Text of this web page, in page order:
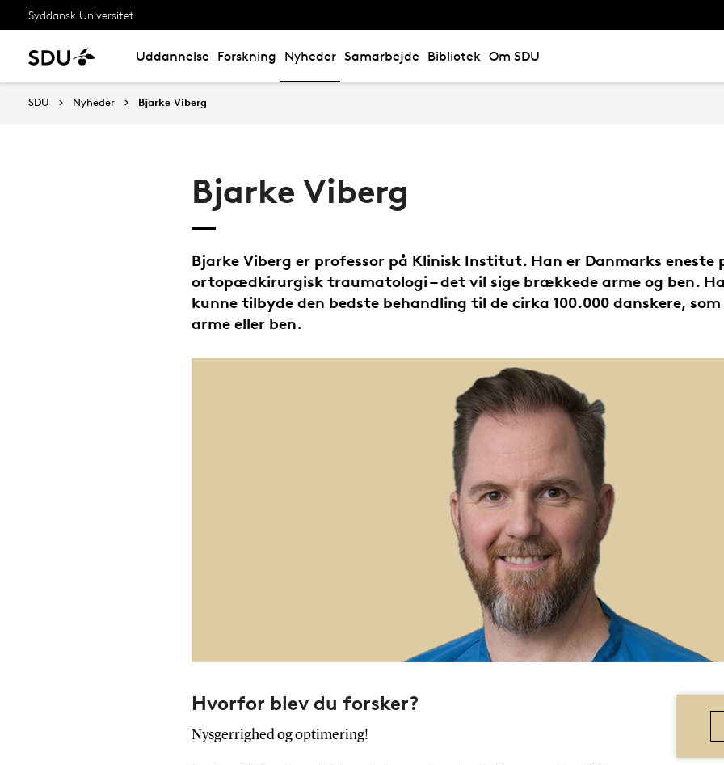
Syddansk Universitet
Uddannelse Forskning Nyheder Samarbejde Bibliotek Om SDU
SDU Nyheder Bjarke Viberg
Bjarke Viberg
Bjarke Viberg er professor på Klinisk Institut. Han er Danmarks eneste
ortopædkirurgisk traumatologi – det vil sige brækkede arme og ben.
kunne tilbyde den bedste behandling til de cirka 100.000 danskere,
arme eller ben.
Hvorfor blev du forsker?
Nysgerrighed og optimering!